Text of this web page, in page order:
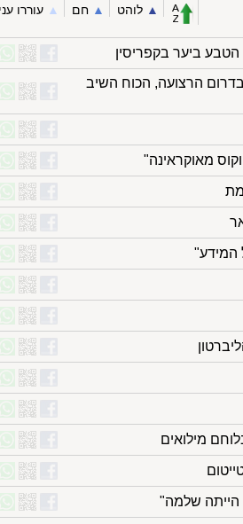
▲︎ לוהט ▲︎ חם ▲︎ עוררו
ביער בקפריסין
בדרום הרצועה, הכוח השיב
מאוקראינה"
המידע"
מילואים
הייתה שלמה"